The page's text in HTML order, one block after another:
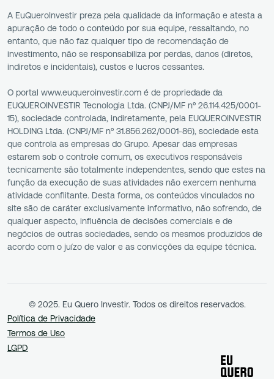
A EuQueroInvestir preza pela qualidade da informação e atesta a
apuração de todo o conteúdo por sua equipe, ressaltando, no
entanto, que não faz qualquer tipo de recomendação de
investimento, não se responsabiliza por perdas, danos (diretos,
indiretos e incidentais), custos e lucros cessantes.
O portal www.euqueroinvestir.com é de propriedade da
EUQUEROINVESTIR Tecnologia Ltda. (CNPJ/MF nº 26.114.425/0001-
15), sociedade controlada, indiretamente, pela EUQUEROINVESTIR
HOLDING Ltda. (CNPJ/MF nº 31.856.262/0001-86), sociedade esta
que controla as empresas do Grupo. Apesar das empresas
estarem sob o controle comum, os executivos responsáveis
tecnicamente são totalmente independentes, sendo que estes na
função da execução de suas atividades não exercem nenhuma
atividade conflitante. Desta forma, os conteúdos vinculados no
site são de caráter exclusivamente informativo, não sofrendo, de
qualquer aspecto, influência de decisões comerciais e de
negócios de outras sociedades, sendo os mesmos produzidos de
acordo com o juízo de valor e as convicções da equipe técnica.
© 2025. Eu Quero Investir. Todos os direitos reservados.
Política de Privacidade
Termos de Uso
LGPD